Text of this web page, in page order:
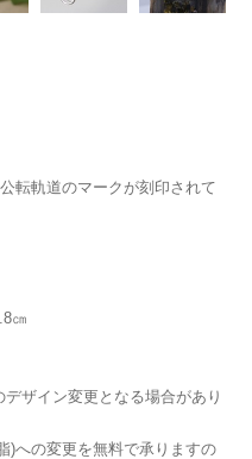
転軌道のマークが刻印されて
㎝
デザイン変更となる場合があり
)への変更を無料で承りますの